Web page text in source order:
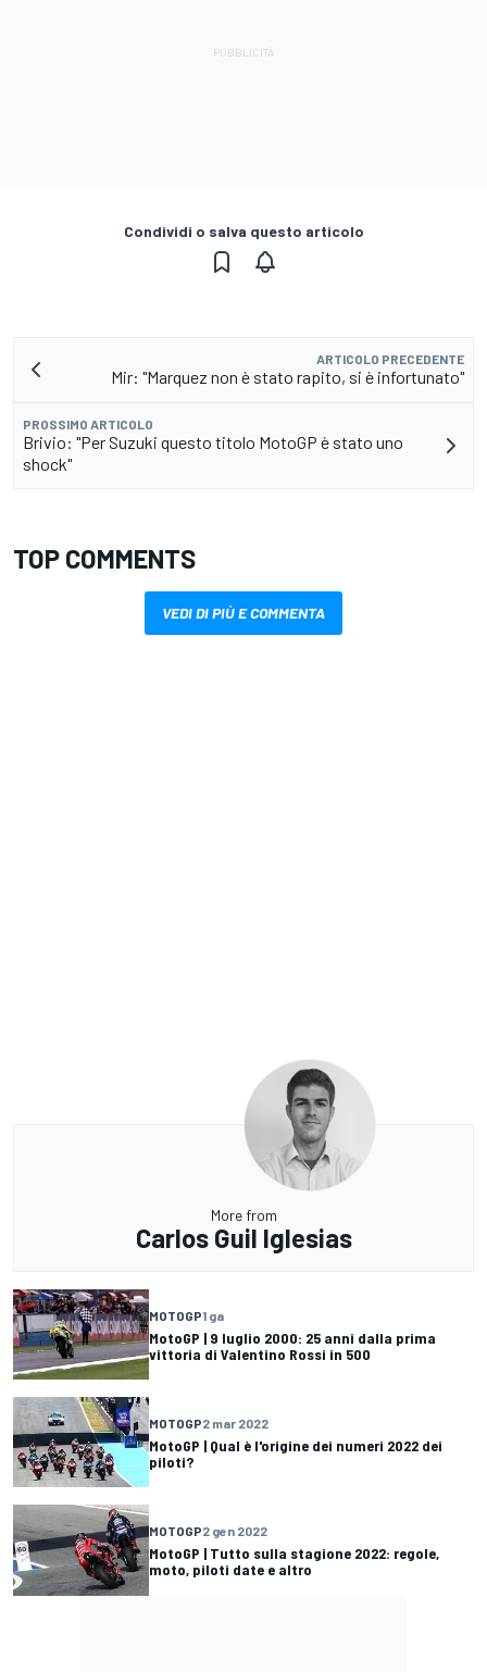
Condividi o salva questo articolo
ARTICOLO PRECEDENTE
Mir: "Marquez non è stato rapito, si è infortunato"
PROSSIMO ARTICOLO
Brivio: "Per Suzuki questo titolo MotoGP è stato uno
shock"
TOP COMMENTS
VEDI DI PIÙ E COMMENTA
More from
Carlos Guil Iglesias
MOTOGP1 ga
MotoGP | 9 luglio 2000: 25 anni dalla prima
vittoria di Valentino Rossi in 500
MOTOGP2 mar 2022
MotoGP | Qual è l'origine dei numeri 2022 dei
piloti?
MOTOGP2 gen 2022
MotoGP | Tutto sulla stagione 2022: regole,
moto, piloti date e altro